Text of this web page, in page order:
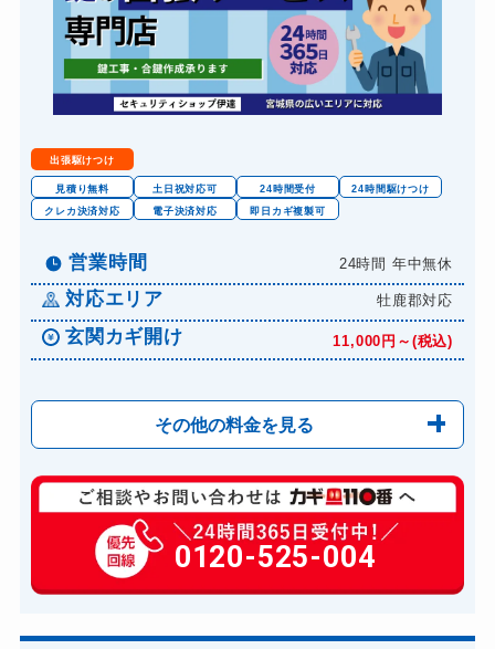
金庫カギ開け 14,300円～(税込)
金庫カギ交換 11,000円～(税込)
ロッカーカギ開け 8,800円～(税込)
ドアノブカギ開け
ドアノブカギ作成 8,800円～(税込)
ドアノブカギ交換
出張駆けつけ
見積り無料 土日祝対応可 24時間受付
24時間駆けつけ
クレカ決済対応
電子決済対応 即日カギ複製可
営業時間 24時間 年中無休
対応エリア 牡鹿郡対応
玄関カギ開け 11,000円～(税込)
その他の料金を見る
玄関カギ修理 6,600円～(税込)
玄関カギ交換 14,300円～(税込)
車カギ開け 13,200円～(税込)
0120-525-004